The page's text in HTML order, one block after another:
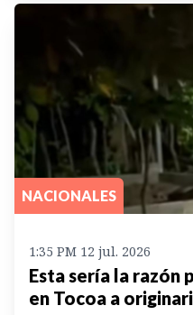
NACIONALES
1:35 PM 12 jul. 2026
Esta sería la razón
en Tocoa a